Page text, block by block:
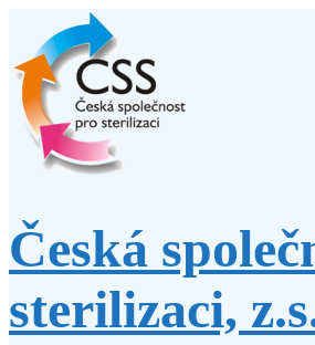
obsahu
webu
Česká
sterilizaci,